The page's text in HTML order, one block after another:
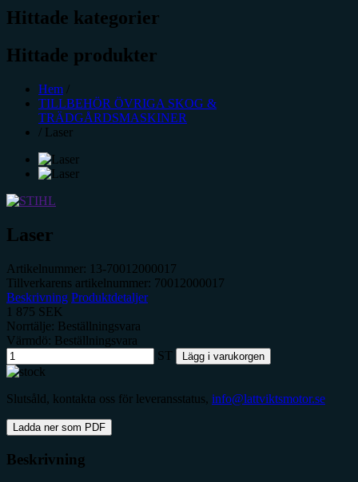
Hittade kategorier
Hittade produkter
Hem /
TILLBEHÖR ÖVRIGA SKOG &
TRÄDGÅRDSMASKINER
/ Laser
Laser
Artikelnummer: 13-70012000017
Tillverkarens artikelnummer: 70012000017
Beskrivning Produktdetaljer
1 875 SEK
Norrtälje: Beställningsvara
Värmdö: Beställningsvara
ST
Lägg i varukorgen
Slutsåld, kontakta oss för leveransstatus, info@lattviktsmotor.se
Ladda ner som PDF
Beskrivning